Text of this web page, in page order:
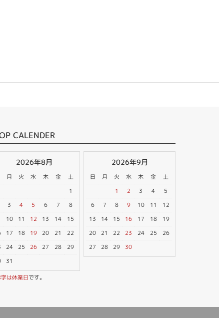
CALENDER
2026年8月
月 火 水 木 金
土
1
3 4 5 6 7
8
10 11 12 13 14
15
17 18 19 20 21
22
24 25 26 27 28
29
31
2026年9月
日 月 火 水 木 金
土
1
2 3 4
5
6
7 8 9 10 11
12
13
14 15 16 17 18
19
20
21 22 23 24 25
26
27
28 29 30
は休業日です。